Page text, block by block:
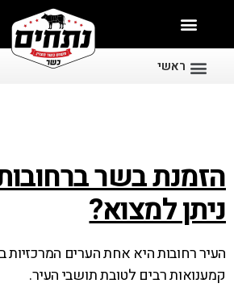
ראשי
הזמנת בשר
ניתן למצוא?
העיר רחובות היא אחת הערים המרכזיות
קמענואות רבים לטובת תושבי העיר.